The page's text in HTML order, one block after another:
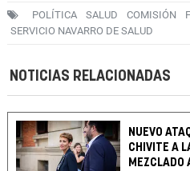
POLÍTICA SALUD COMISIÓN
SERVICIO NAVARRO DE SALUD
NOTICIAS RELACIONADAS
NUEVO
CHIVITE A
MEZCLADO